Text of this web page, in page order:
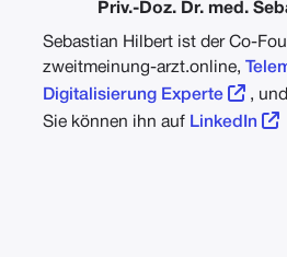
Priv.-Doz. Dr. med.
Sebastian Hilbert ist der Co-
zweitmeinung-arzt.online,
Digitalisierung Experte  , und
Sie können ihn auf LinkedIn 